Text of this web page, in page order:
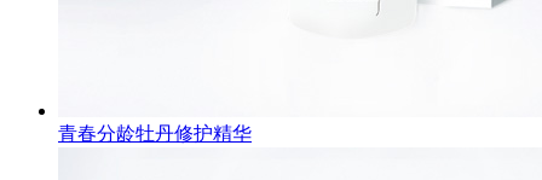
青春分龄牡丹修护精华